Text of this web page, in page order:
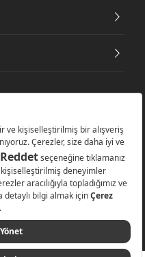
ve Ticaret A.Ş. - Tüm hakları